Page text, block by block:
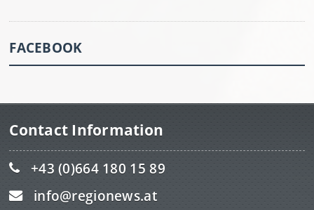
FACEBOOK
Contact Information
+43 (0)664 180 15 89
info@regionews.at